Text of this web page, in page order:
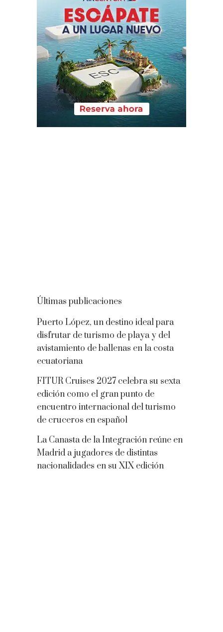
Últimas publicaciones
Puerto López, un destino ideal para
disfrutar de turismo de playa y del
avistamiento de ballenas en la costa
ecuatoriana
FITUR Cruises 2027 celebra su sexta
edición como el gran punto de
encuentro internacional del turismo
de cruceros en español
La Canasta de la Integración reúne en
Madrid a jugadores de distintas
nacionalidades en su XIX edición